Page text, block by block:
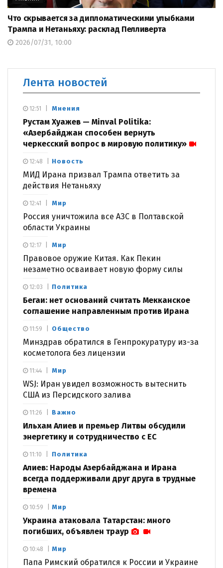
Что скрывается за дипломатическими улыбками
Трампа и Нетаньяху: расклад Пелливерта
2026/07/31, 10:00
Лента новостей
Мнения
Рустам Хуажев — Minval Politika:
«Азербайджан способен вернуть
черкесский вопрос в мировую политику»
12:51
Новость
МИД Ирана призвал Трампа ответить за
действия Нетаньяху
12:48
Мир
Россия уничтожила все АЗС в Полтавской
области Украины
12:41
Мир
Правовое оружие Китая. Как Пекин
незаметно осваивает новую форму силы
12:17
Политика
Бегаи: нет оснований считать Мекканское
соглашение направленным против Ирана
12:03
Общество
Минздрав обратился в Генпрокуратуру из-за
косметолога без лицензии
11:59
Мир
WSJ: Иран увидел возможность вытеснить
США из Персидского залива
11:44
Важно
Ильхам Алиев и премьер Литвы обсудили
энергетику и сотрудничество с ЕС
11:26
Политика
Алиев: Народы Азербайджана и Ирана
всегда поддерживали друг друга в трудные
времена
11:10
Мир
Украина атаковала Татарстан: много
погибших, объявлен траур
10:59
Мир
Папа Римский обратился к России и Украине
10:48